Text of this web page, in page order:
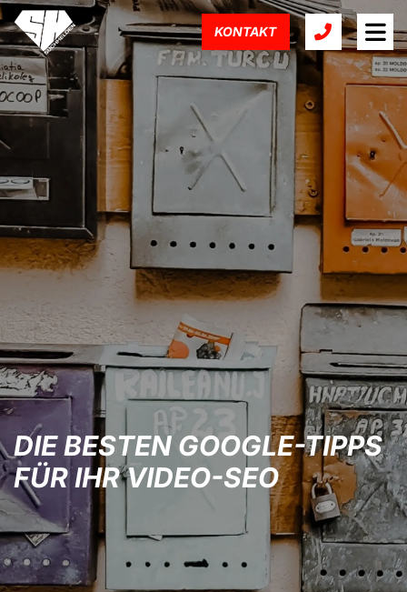
KONTAKT
DIE BESTEN GOOGLE-TIPPS
FÜR IHR VIDEO-SEO